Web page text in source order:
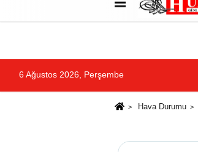
Künye İletişim
6 Ağustos 2026, Perşembe
Hava Durumu